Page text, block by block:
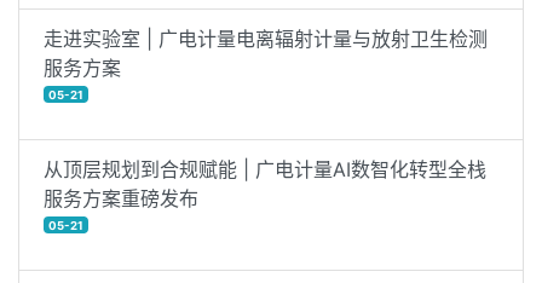
走进实验室 | 广电计量电离辐射计量与放射卫生检测
服务方案
05-21
从顶层规划到合规赋能 | 广电计量AI数智化转型全栈
服务方案重磅发布
05-21